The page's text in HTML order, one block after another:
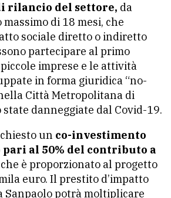
rilancio del settore, da
di 18 mesi, che
sociale diretto o indiretto
partecipare al primo
imprese e le attività
in forma giuridica “no-
Città Metropolitana di
state danneggiate dal Covid-19.
un co-investimento
al 50% del contributo a
che è proporzionato al progetto
euro. Il prestito d’impatto
Sanpaolo potrà moltiplicare